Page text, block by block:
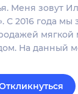
Меня зовут
С 2016 года мы
мягкой
На данный